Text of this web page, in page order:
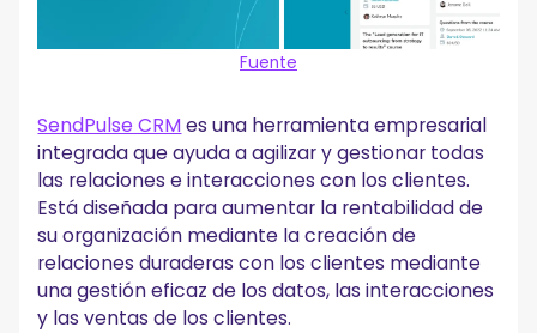
Fuente
SendPulse CRMes una herramienta empresarial
integrada que ayuda a agilizar y gestionar todas
las relaciones e interacciones con los clientes.
Está diseñada para aumentar la rentabilidad de
su organización mediante la creación de
relaciones duraderas con los clientes mediante
una gestión eficaz de los datos, las interacciones
y las ventas de los clientes.